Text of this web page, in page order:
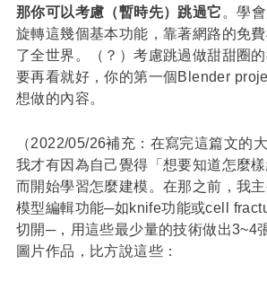
那你可以考慮（暫時先）跳過它 。學
旋轉這幾個基本功能，靠著網路的免
了全世界。（？）考慮跳過做甜甜圈
要再看就好，你的第一個Blender
想做的內容。
（2022/05/26補充：在寫完這篇文的
我才有因為自己覺得「想要知道怎麼樣
而開始學習怎麼建模。在那之前，我
模型編輯功能─如knife功能或cell
切開─，用這些最少量的技術做出3~4
圖片作品，比方說這些：